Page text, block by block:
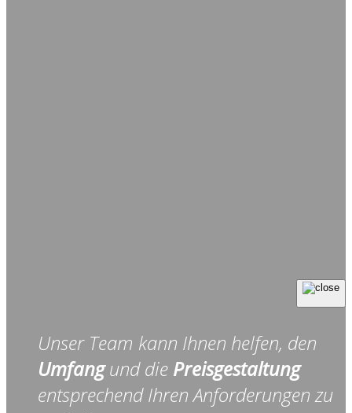
Unser Team kann Ihnen helfen, den
Umfangund die Preisgestaltung
entsprechend Ihren Anforderungen zu